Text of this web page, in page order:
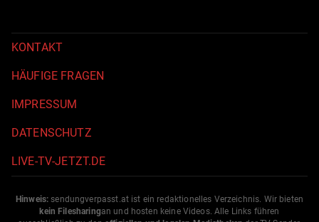
KONTAKT
HÄUFIGE FRAGEN
IMPRESSUM
DATENSCHUTZ
LIVE-TV-JETZT.DE
Hinweis: sendungverpasst.at ist ein redaktionelles Verzeichnis. Wir bieten
kein Filesharingan und hosten keine Videos. Alle Links führen